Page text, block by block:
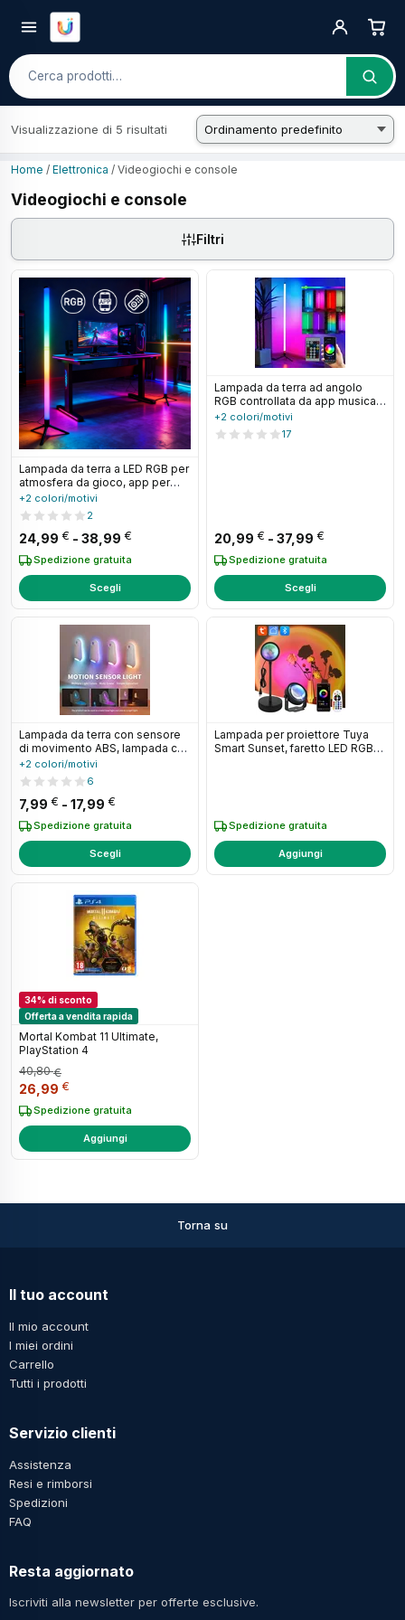
Cerca
Visualizzazione di 5 risultati
Home / Elettronica / Videogiochi e console
Videogiochi e console
Filtri
Lampada da terra a LED RGB per
atmosfera da gioco, app per
telecomando e-sport, tavolo da
scrivania per PC, camera da
letto, soggiorno, corridoio, luce
colorata
+2 colori/motivi
2
24,99 € - 38,99 € Fascia di prezzo: da 24,99 € a 38,99 €
Spedizione gratuita
Scegli
Lampada da terra ad angolo
RGB controllata da app musicale
dimmerabile per la decorazione
di eventi natalizi di matrimoni
+2 colori/motivi
17
20,99 € - 37,99 €
Spedizione gratuita
Scegli
Lampada da terra con sensore
di movimento ABS, lampada con
sensore per illuminazione WC,
luce notturna ricaricabile per
scale/bagno/camera da letto
+2 colori/motivi
6
7,99 € - 17,99 €
Spedizione gratuita
Scegli
Lampada per proiettore Tuya
Smart Sunset, faretto LED RGB
Spedizione gratuita
Aggiungi
34% di sconto
Offerta a vendita rapida
Mortal Kombat 11 Ultimate,
PlayStation 4
40,80€
Il prezzo originale era: 40,80 €.
26,99 €
Spedizione gratuita
Aggiungi
Torna su
Il tuo account
Il mio account
I miei ordini
Carrello
Tutti i prodotti
Servizio clienti
Assistenza
Resi e rimborsi
Spedizioni
FAQ
Resta aggiornato
Iscriviti alla newsletter per offerte esclusive.